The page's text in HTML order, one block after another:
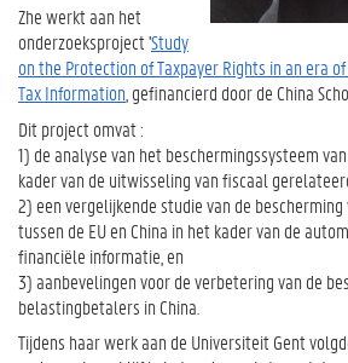
Zhe werkt aan het
onderzoeksproject 'Study
on the Protection of Taxpayer Rights in an era
Tax Information , gefinancierd door de China
Dit project omvat :
1) de analyse van het beschermingssysteem
kader van de uitwisseling van fiscaal
2) een vergelijkende studie van de
tussen de EU en China in het kader van de
financiële informatie, en
3) aanbevelingen voor de verbetering van de
belastingbetalers in China.
Tijdens haar werk aan de Universiteit Gent